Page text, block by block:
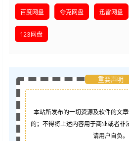
百度网盘 夸克网盘 迅雷网盘
123网盘
重要声明
本站所发布的一切资源及软件的文
的；不得将上述内容用于商业或者非
请用户自负。